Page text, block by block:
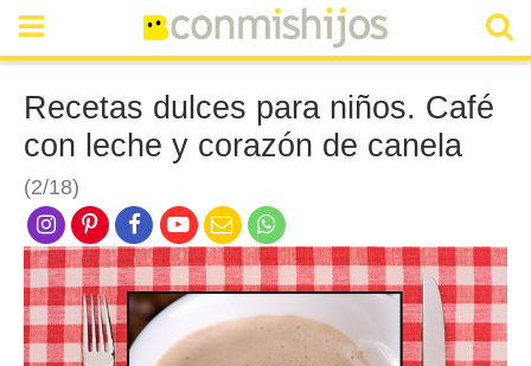
Recetas dulces para niños. Café
con leche y corazón de canela
(2/18)